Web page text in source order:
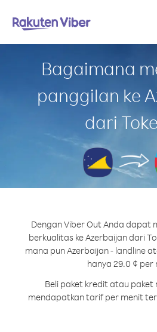
Bagaimana
panggilan ke
dari
Dengan Viber Out Anda dapat
berkualitas ke Azerbaijan dari
mana pun Azerbaijan - landline
hanya 29.0 ¢ per
Beli paket kredit atau paket
mendapatkan tarif per menit